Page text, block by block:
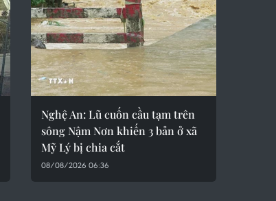
Nghệ An: Lũ cuốn cầu tạm trên
sông Nậm Nơn khiến 3 bản ở xã
Mỹ Lý bị chia cắt
08/08/2026 06:36